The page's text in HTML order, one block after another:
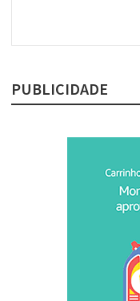
PUBLICIDADE